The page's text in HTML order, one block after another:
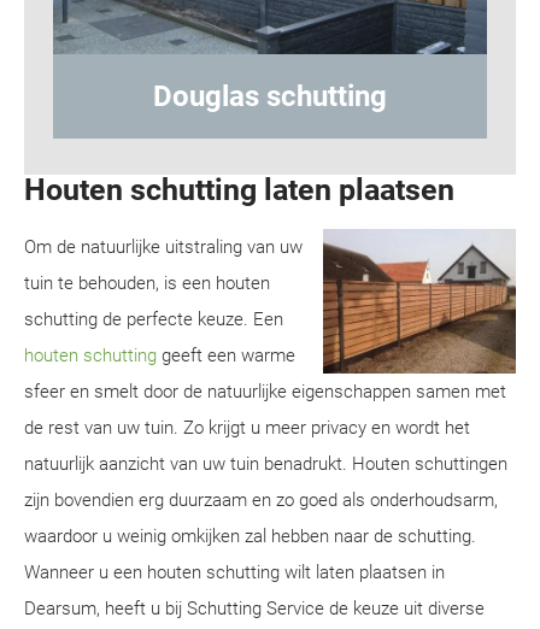
Hout-
Houten schutting laten plaatsen
Om de natuurlijke uitstraling van uw
tuin te behouden, is een houten
schutting de perfecte keuze. Een
houten schutting geeft een warme
sfeer en smelt door de natuurlijke eigenschappen samen met
de rest van uw tuin. Zo krijgt u meer privacy en wordt het
natuurlijk aanzicht van uw tuin benadrukt. Houten schuttingen
zijn bovendien erg duurzaam en zo goed als onderhoudsarm,
waardoor u weinig omkijken zal hebben naar de schutting.
Wanneer u een houten schutting wilt laten plaatsen in
Dearsum, heeft u bij Schutting Service de keuze uit diverse